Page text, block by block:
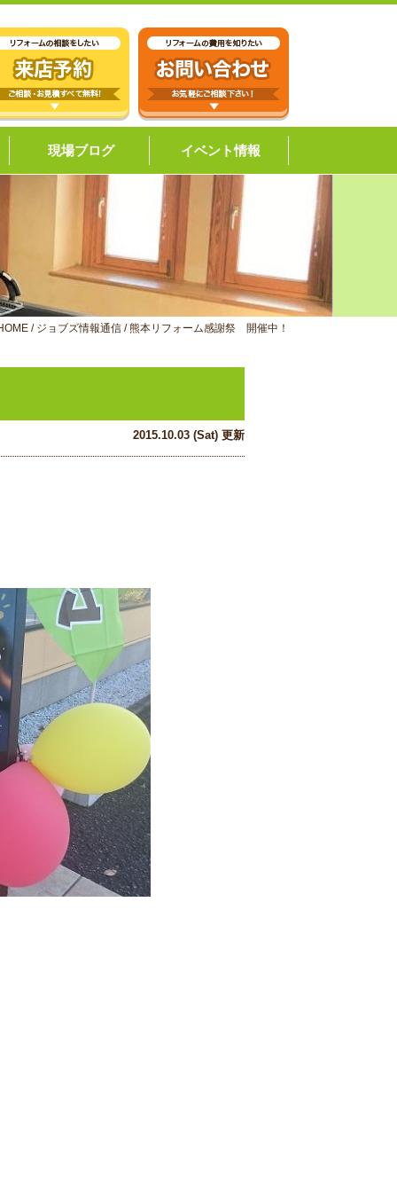
現場ブログ イベント情報
/ ジョブズ情報通信 /熊本リフォーム感謝祭 開催中！
2015.10.03 (Sat) 更新